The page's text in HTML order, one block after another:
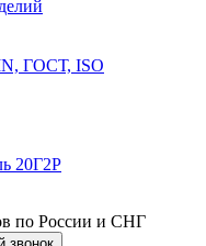
ГОСТ, ISO
20Г2Р
по России и СНГ